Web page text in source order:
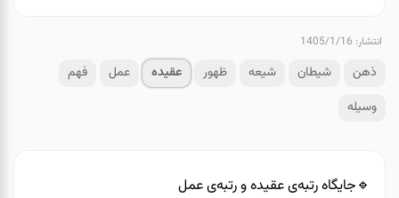
انتشار: 1405/1/16
ذهن شیطان شیعه ظهور عقیده عمل
فهم
وسیله
🔹️جایگاه رتبه‌ی عقیده و رتبه‌ی عمل